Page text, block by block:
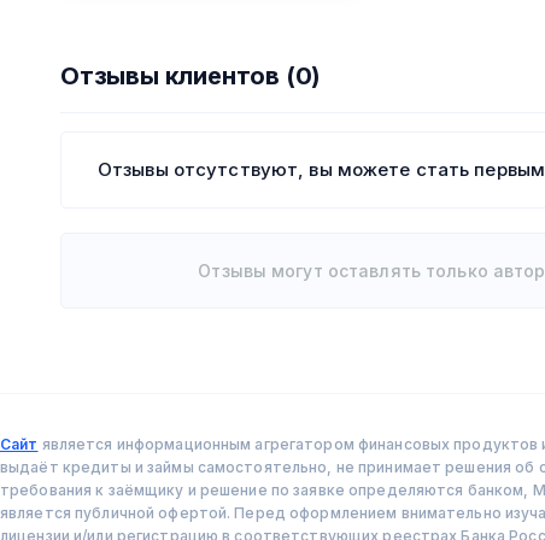
Отзывы клиентов (0)
Отзывы отсутствуют, вы можете стать
Отзывы могут оставлять только
Сайт является информационным агрегатором финансовых
выдаёт кредиты и займы самостоятельно, не принимает решения об
требования к заёмщику и решение по заявке определяются
является публичной офертой. Перед оформлением внимательно
лицензии и/или регистрацию в соответствующих реестрах Банка